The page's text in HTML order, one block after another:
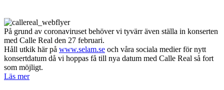
På grund av coronaviruset behöver vi tyvärr även ställa in konserten
med Calle Real den 27 februari.
Håll utkik här på www.selam.se och våra sociala medier för nytt
konsertdatum då vi hoppas få till nya datum med Calle Real så fort
som möjligt.
Läs mer